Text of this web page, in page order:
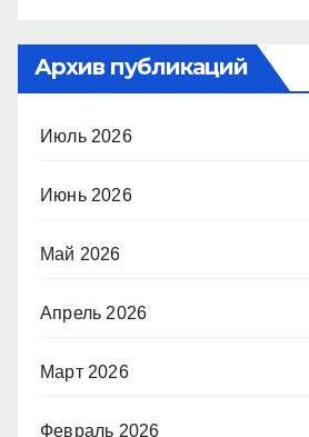
Архив публикаций
Июль 2026
Июнь 2026
Май 2026
Апрель 2026
Март 2026
Февраль 2026